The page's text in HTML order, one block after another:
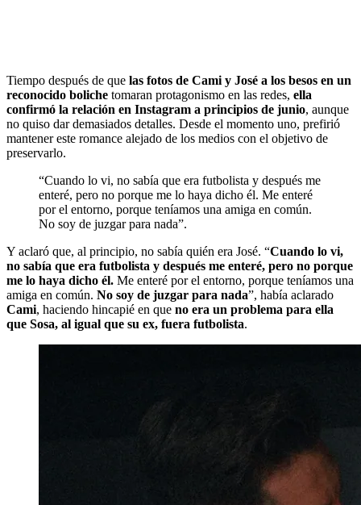
Tiempo después de que las fotos de Cami y José a los besos en un
reconocido boliche tomaran protagonismo en las redes, ella
confirmó la relación en Instagram a principios de junio, aunque
no quiso dar demasiados detalles. Desde el momento uno, prefirió
mantener este romance alejado de los medios con el objetivo de
preservarlo.
“Cuando lo vi, no sabía que era futbolista y después me
enteré, pero no porque me lo haya dicho él. Me enteré
por el entorno, porque teníamos una amiga en común.
No soy de juzgar para nada”.
Y aclaró que, al principio, no sabía quién era José. “Cuando lo vi,
no sabía que era futbolista y después me enteré, pero no porque
me lo haya dicho él. Me enteré por el entorno, porque teníamos una
amiga en común. No soy de juzgar para nada”, había aclarado
Cami, haciendo hincapié en que no era un problema para ella
que Sosa, al igual que su ex, fuera futbolista.